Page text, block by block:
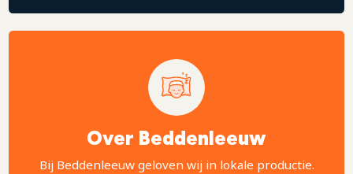
Over Beddenleeuw
Bij Beddenleeuw geloven wij in lokale productie.